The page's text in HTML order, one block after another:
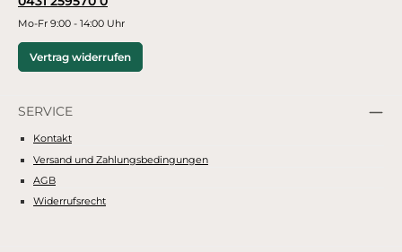
Mo-Fr 9:00 - 14:00 Uhr
Vertrag widerrufen
SERVICE
Kontakt
Versand und Zahlungsbedingungen
AGB
Widerrufsrecht